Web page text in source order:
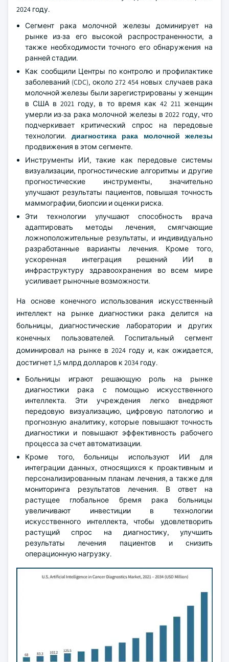
2024 году.
Сегмент рака молочной железы доминирует на
рынке из-за его высокой распространенности, а
также необходимости точного его обнаружения на
ранней стадии.
Как сообщили Центры по контролю и профилактике
заболеваний (CDC), около 272 454 новых случаев рака
молочной железы были зарегистрированы у женщин
в США в 2021 году, в то время как 42 211 женщин
умерли из-за рака молочной железы в 2022 году, что
подчеркивает критический спрос на передовые
технологии. диагностика рака молочной железы
продвижения в этом сегменте.
Инструменты ИИ, такие как передовые системы
визуализации, прогностические алгоритмы и другие
прогностические инструменты, значительно
улучшают результаты пациентов, повышая точность
маммографии, биопсии и оценки риска.
Эти технологии улучшают способность врача
адаптировать методы лечения, смягчающие
ложноположительные результаты, и индивидуально
разработанные варианты лечения. Кроме того,
ускоренная интеграция решений ИИ в
инфраструктуру здравоохранения во всем мире
усиливает рыночные возможности.
На основе конечного использования искусственный
интеллект на рынке диагностики рака делится на
больницы, диагностические лаборатории и других
конечных пользователей. Госпитальный сегмент
доминировал на рынке в 2024 году и, как ожидается,
достигнет 1,5 млрд долларов к 2034 году.
Больницы играют решающую роль на рынке
диагностики рака с помощью искусственного
интеллекта. Эти учреждения легко внедряют
передовую визуализацию, цифровую патологию и
прогнозную аналитику, которые повышают точность
диагностики и повышают эффективность рабочего
процесса за счет автоматизации.
Кроме того, больницы используют ИИ для
интеграции данных, относящихся к проактивным и
персонализированным планам лечения, а также для
мониторинга результатов лечения. В ответ на
растущее глобальное бремя рака больницы
увеличивают инвестиции в технологии
искусственного интеллекта, чтобы удовлетворить
растущий спрос на диагностику, улучшить
результаты лечения пациентов и снизить
операционную нагрузку.